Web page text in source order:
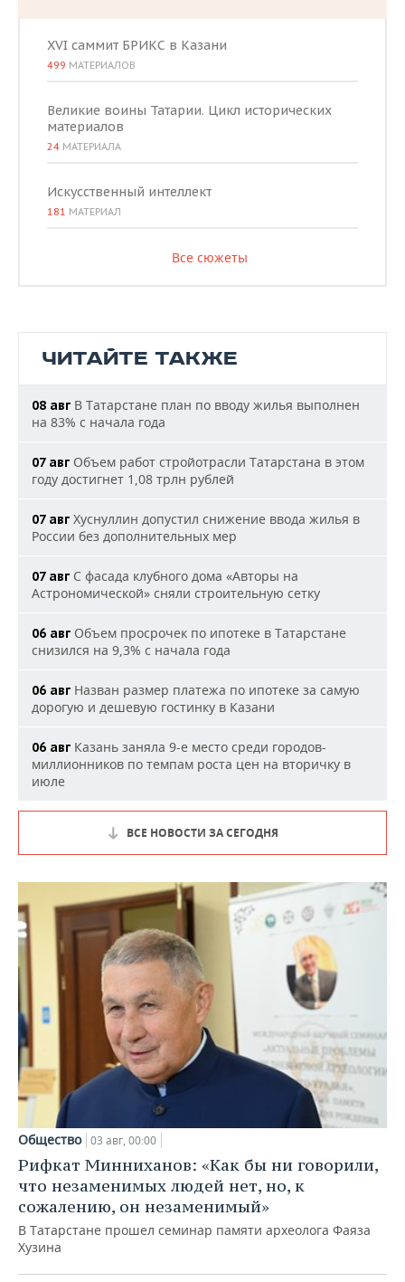
XVI саммит БРИКС в Казани
499 МАТЕРИАЛОВ
Великие воины Татарии. Цикл исторических
материалов
24 МАТЕРИАЛА
Искусственный интеллект
181 МАТЕРИАЛ
Все сюжеты
ЧИТАЙТЕ ТАКЖЕ
08 авг В Татарстане план по вводу жилья выполнен
на 83% с начала года
07 авг Объем работ стройотрасли Татарстана в этом
году достигнет 1,08 трлн рублей
07 авг Хуснуллин допустил снижение ввода жилья в
России без дополнительных мер
07 авг С фасада клубного дома «Авторы на
Астрономической» сняли строительную сетку
06 авг Объем просрочек по ипотеке в Татарстане
снизился на 9,3% с начала года
06 авг Назван размер платежа по ипотеке за самую
дорогую и дешевую гостинку в Казани
06 авг Казань заняла 9-е место среди городов-
миллионников по темпам роста цен на вторичку в
июле
ВСЕ НОВОСТИ ЗА СЕГОДНЯ
Общество 03 авг, 00:00
Рифкат Минниханов: «Как бы ни говорили,
что незаменимых людей нет, но, к
сожалению, он незаменимый»
В Татарстане прошел семинар памяти археолога Фаяза
Хузина